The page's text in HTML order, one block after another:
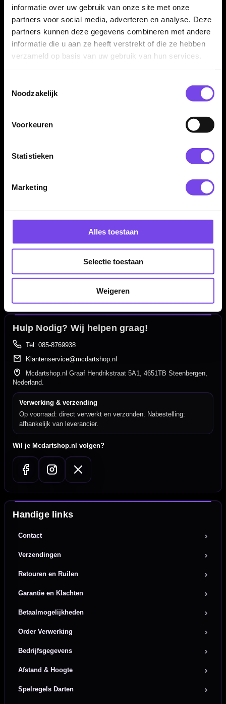
informatie over uw gebruik van onze site met onze
partners voor social media, adverteren en analyse. Deze
partners kunnen deze gegevens combineren met andere
informatie die u aan ze heeft verstrekt of die ze hebben
verzameld op basis van uw gebruik van hun services.
Noodzakelijk
Voorkeuren
Statistieken
Marketing
Alles toestaan
Selectie toestaan
Weigeren
Producttype:
Dart shafts
Shaft kleur:Wit
Dartspecialist sinds 2016
Gratis verzending vanaf €40
Hulp Nodig? Wij helpen graag!
Tel: 085-8769938
Klantenservice@mcdartshop.nl
Mcdartshop.nl Graaf Hendrikstraat 5A1, 4651TB Steenbergen,
Nederland.
Verwerking & verzending
Op voorraad: direct verwerkt en verzonden. Nabestelling:
afhankelijk van leverancier.
Wil je Mcdartshop.nl volgen?
Handige links
Contact
Verzendingen
Retouren en Ruilen
Garantie en Klachten
Betaalmogelijkheden
Order Verwerking
Bedrijfsgegevens
Afstand & Hoogte
Spelregels Darten